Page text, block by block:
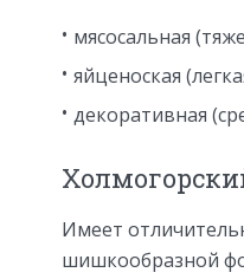
мясосальная
яйценоская
декоративная
Имеет
шишкообразной